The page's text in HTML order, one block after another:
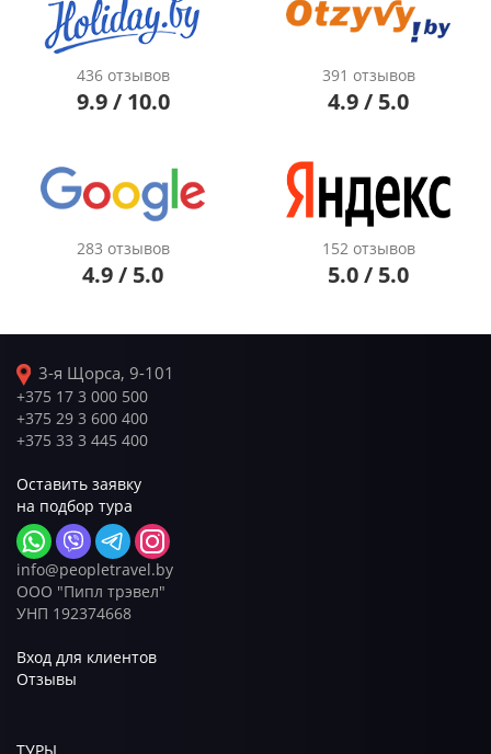
436 отзывов
9.9 / 10.0
391 отзывов
4.9 / 5.0
283 отзывов
4.9 / 5.0
152 отзывов
5.0 / 5.0
3-я Щорса, 9-101
+375 17 3 000 500
+375 29 3 600 400
+375 33 3 445 400
Оставить заявку
на подбор тура
info@peopletravel.by
ООО "Пипл трэвел"
УНП 192374668
Вход для клиентов
Отзывы